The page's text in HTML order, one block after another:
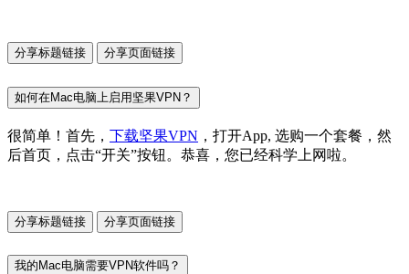
分享标题链接 分享页面链接
如何在Mac电脑上启用坚果VPN？
很简单！首先， 下载坚果VPN ，打开App, 选购一个套餐，然
后首页，点击“开关”按钮。恭喜，您已经科学上网啦。
分享标题链接 分享页面链接
我的Mac电脑需要VPN软件吗？